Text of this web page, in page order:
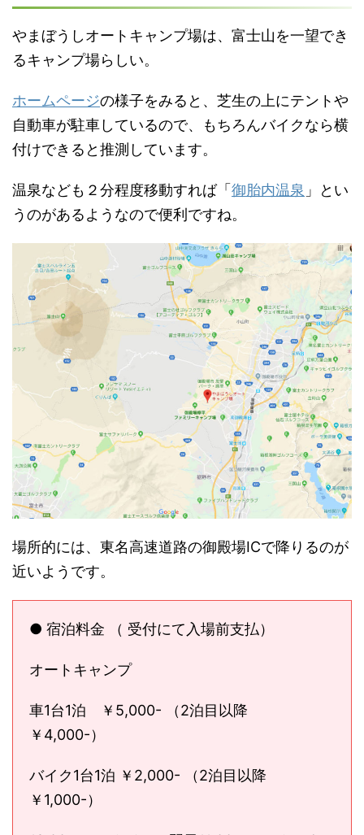
やまぼうしオートキャンプ場は、富士山を一望でき
るキャンプ場らしい。
ホームページの様子をみると、芝生の上にテントや
自動車が駐車しているので、もちろんバイクなら横
付けできると推測しています。
温泉なども２分程度移動すれば「 御胎内温泉 」とい
うのがあるようなので便利ですね。
場所的には、東名高速道路の御殿場ICで降りるのが
近いようです。
● 宿泊料金 （ 受付にて入場前支払）
オートキャンプ
車1台1泊 ￥5,000- （2泊目以降
￥4,000-）
バイク1台1泊 ￥2,000- （2泊目以降
￥1,000-）